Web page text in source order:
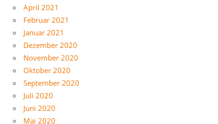
April 2021
Februar 2021
Januar 2021
Dezember 2020
November 2020
Oktober 2020
September 2020
Juli 2020
Juni 2020
Mai 2020